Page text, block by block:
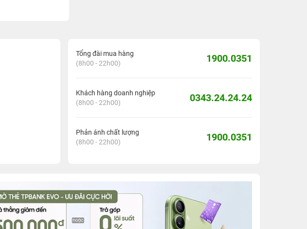
Tổng đài mua hàng
(8h00 - 22h00)
1900.0351
Khách hàng doanh nghiệp
(8h00 - 22h00)
0343.24.24.24
Phản ánh chất lượng
(8h00 - 22h00)
1900.0351